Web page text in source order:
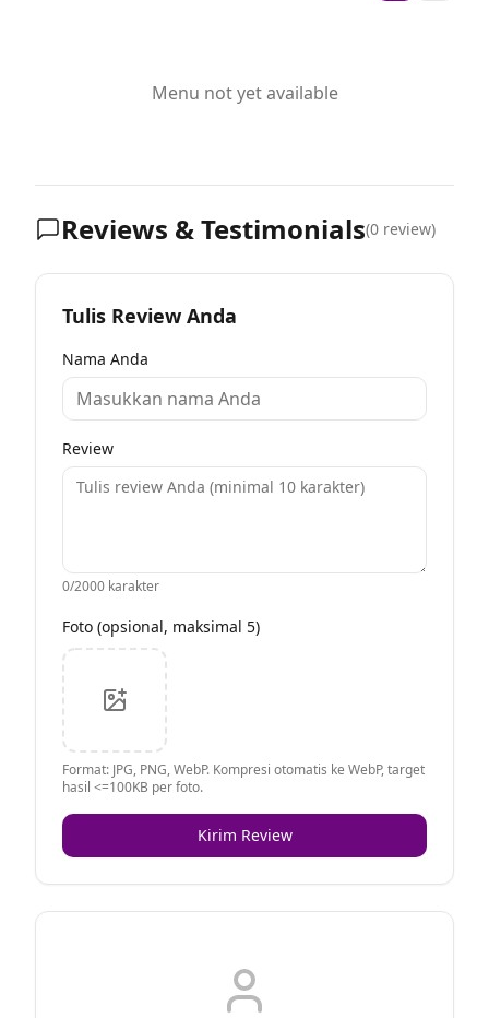
Menu not yet available
Reviews & Testimonials(0 review)
Tulis Review Anda
Nama Anda
Review
0/2000 karakter
Foto (opsional, maksimal 5)
Format: JPG, PNG, WebP. Kompresi otomatis ke WebP, target
hasil <=100KB per foto.
Kirim Review